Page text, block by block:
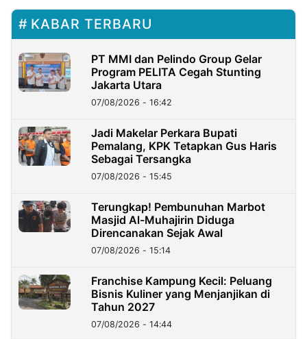
KABAR TERBARU
PT MMI dan Pelindo Group Gelar
Program PELITA Cegah Stunting
Jakarta Utara
07/08/2026 - 16:42
Jadi Makelar Perkara Bupati
Pemalang, KPK Tetapkan Gus Haris
Sebagai Tersangka
07/08/2026 - 15:45
Terungkap! Pembunuhan Marbot
Masjid Al-Muhajirin Diduga
Direncanakan Sejak Awal
07/08/2026 - 15:14
Franchise Kampung Kecil: Peluang
Bisnis Kuliner yang Menjanjikan di
Tahun 2027
07/08/2026 - 14:44